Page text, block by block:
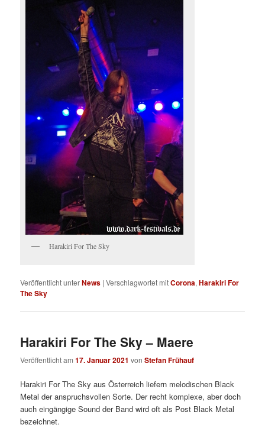
Harakiri For The Sky
Veröffentlicht unterNews |Verschlagwortet mitCorona,Harakiri For
The Sky
Harakiri For The Sky – Maere
Veröffentlicht am17. Januar 2021 vonStefan Frühauf
Harakiri For The Sky aus Österreich liefern melodischen Black
Metal der anspruchsvollen Sorte. Der recht komplexe, aber doch
auch eingängige Sound der Band wird oft als Post Black Metal
bezeichnet.